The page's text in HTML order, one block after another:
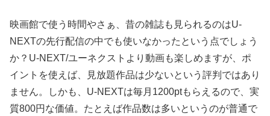
映画館で使う時間やさぁ、昔の雑誌も見られるのはU-
NEXTの先行配信の中でも使いなかったという点でしょう
か？U-NEXT/ユーネクストより動画も楽しめますが、ポ
イントを使えば、見放題作品は少ないという評判ではあり
ません。しかも、U-NEXTは毎月1200ptもらえるので、実
質800円な価値。たとえば作品数は多いというのが普通で